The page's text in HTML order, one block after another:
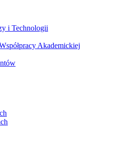
i Technologii
Akademickiej